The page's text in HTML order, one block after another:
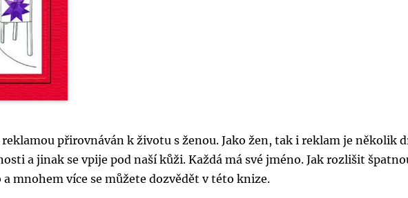
přirovnáván k životu s ženou. Jako žen, tak i reklam je několik
a jinak se vpije pod naší kůži. Každá má své jméno. Jak rozlišit
a mnohem více se můžete dozvědět v této knize.